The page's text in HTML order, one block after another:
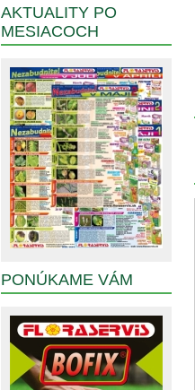
AKTUALITY PO
MESIACOCH
PONÚKAME VÁM